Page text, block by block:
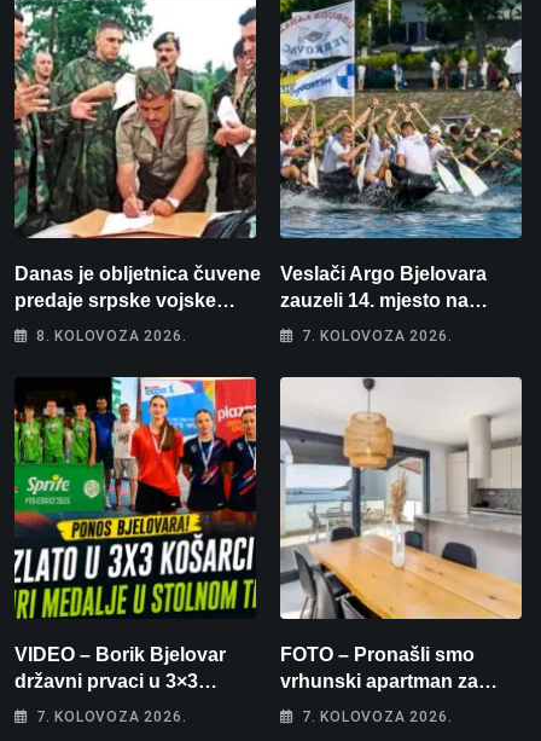
Danas je obljetnica čuvene
predaje srpske vojske
generalu Petru Stipetiću
8. KOLOVOZA 2026.
Veslači Argo Bjelovara
zauzeli 14. mjesto na
brzincu
7. KOLOVOZA 2026.
VIDEO – Borik Bjelovar
državni prvaci u 3×3
košarci, Klara Končar je
7. KOLOVOZA 2026.
FOTO – Pronašli smo
vrhunski apartman za
odmor: Pogled na more, tri
7. KOLOVOZA 2026.